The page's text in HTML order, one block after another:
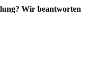
Wir beantworten